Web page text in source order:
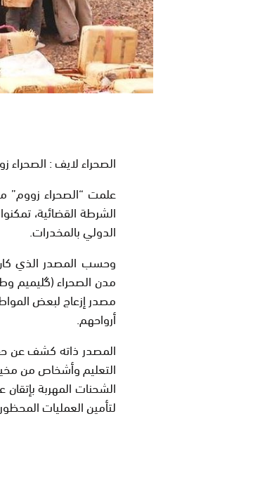
الصحراء لايف : الصحراء
علمت “الصحراء زووم”
الشرطة القضائية،
الدولي بالمخدرات.
وحسب المصدر الذي
مدن الصحراء (گليميم
مصدر إزعاج لبعض
أرواحهم.
المصدر ذاته كشف عن
التعليم وأشخاص من
الشحنات المهربة
لتأمين العمليات